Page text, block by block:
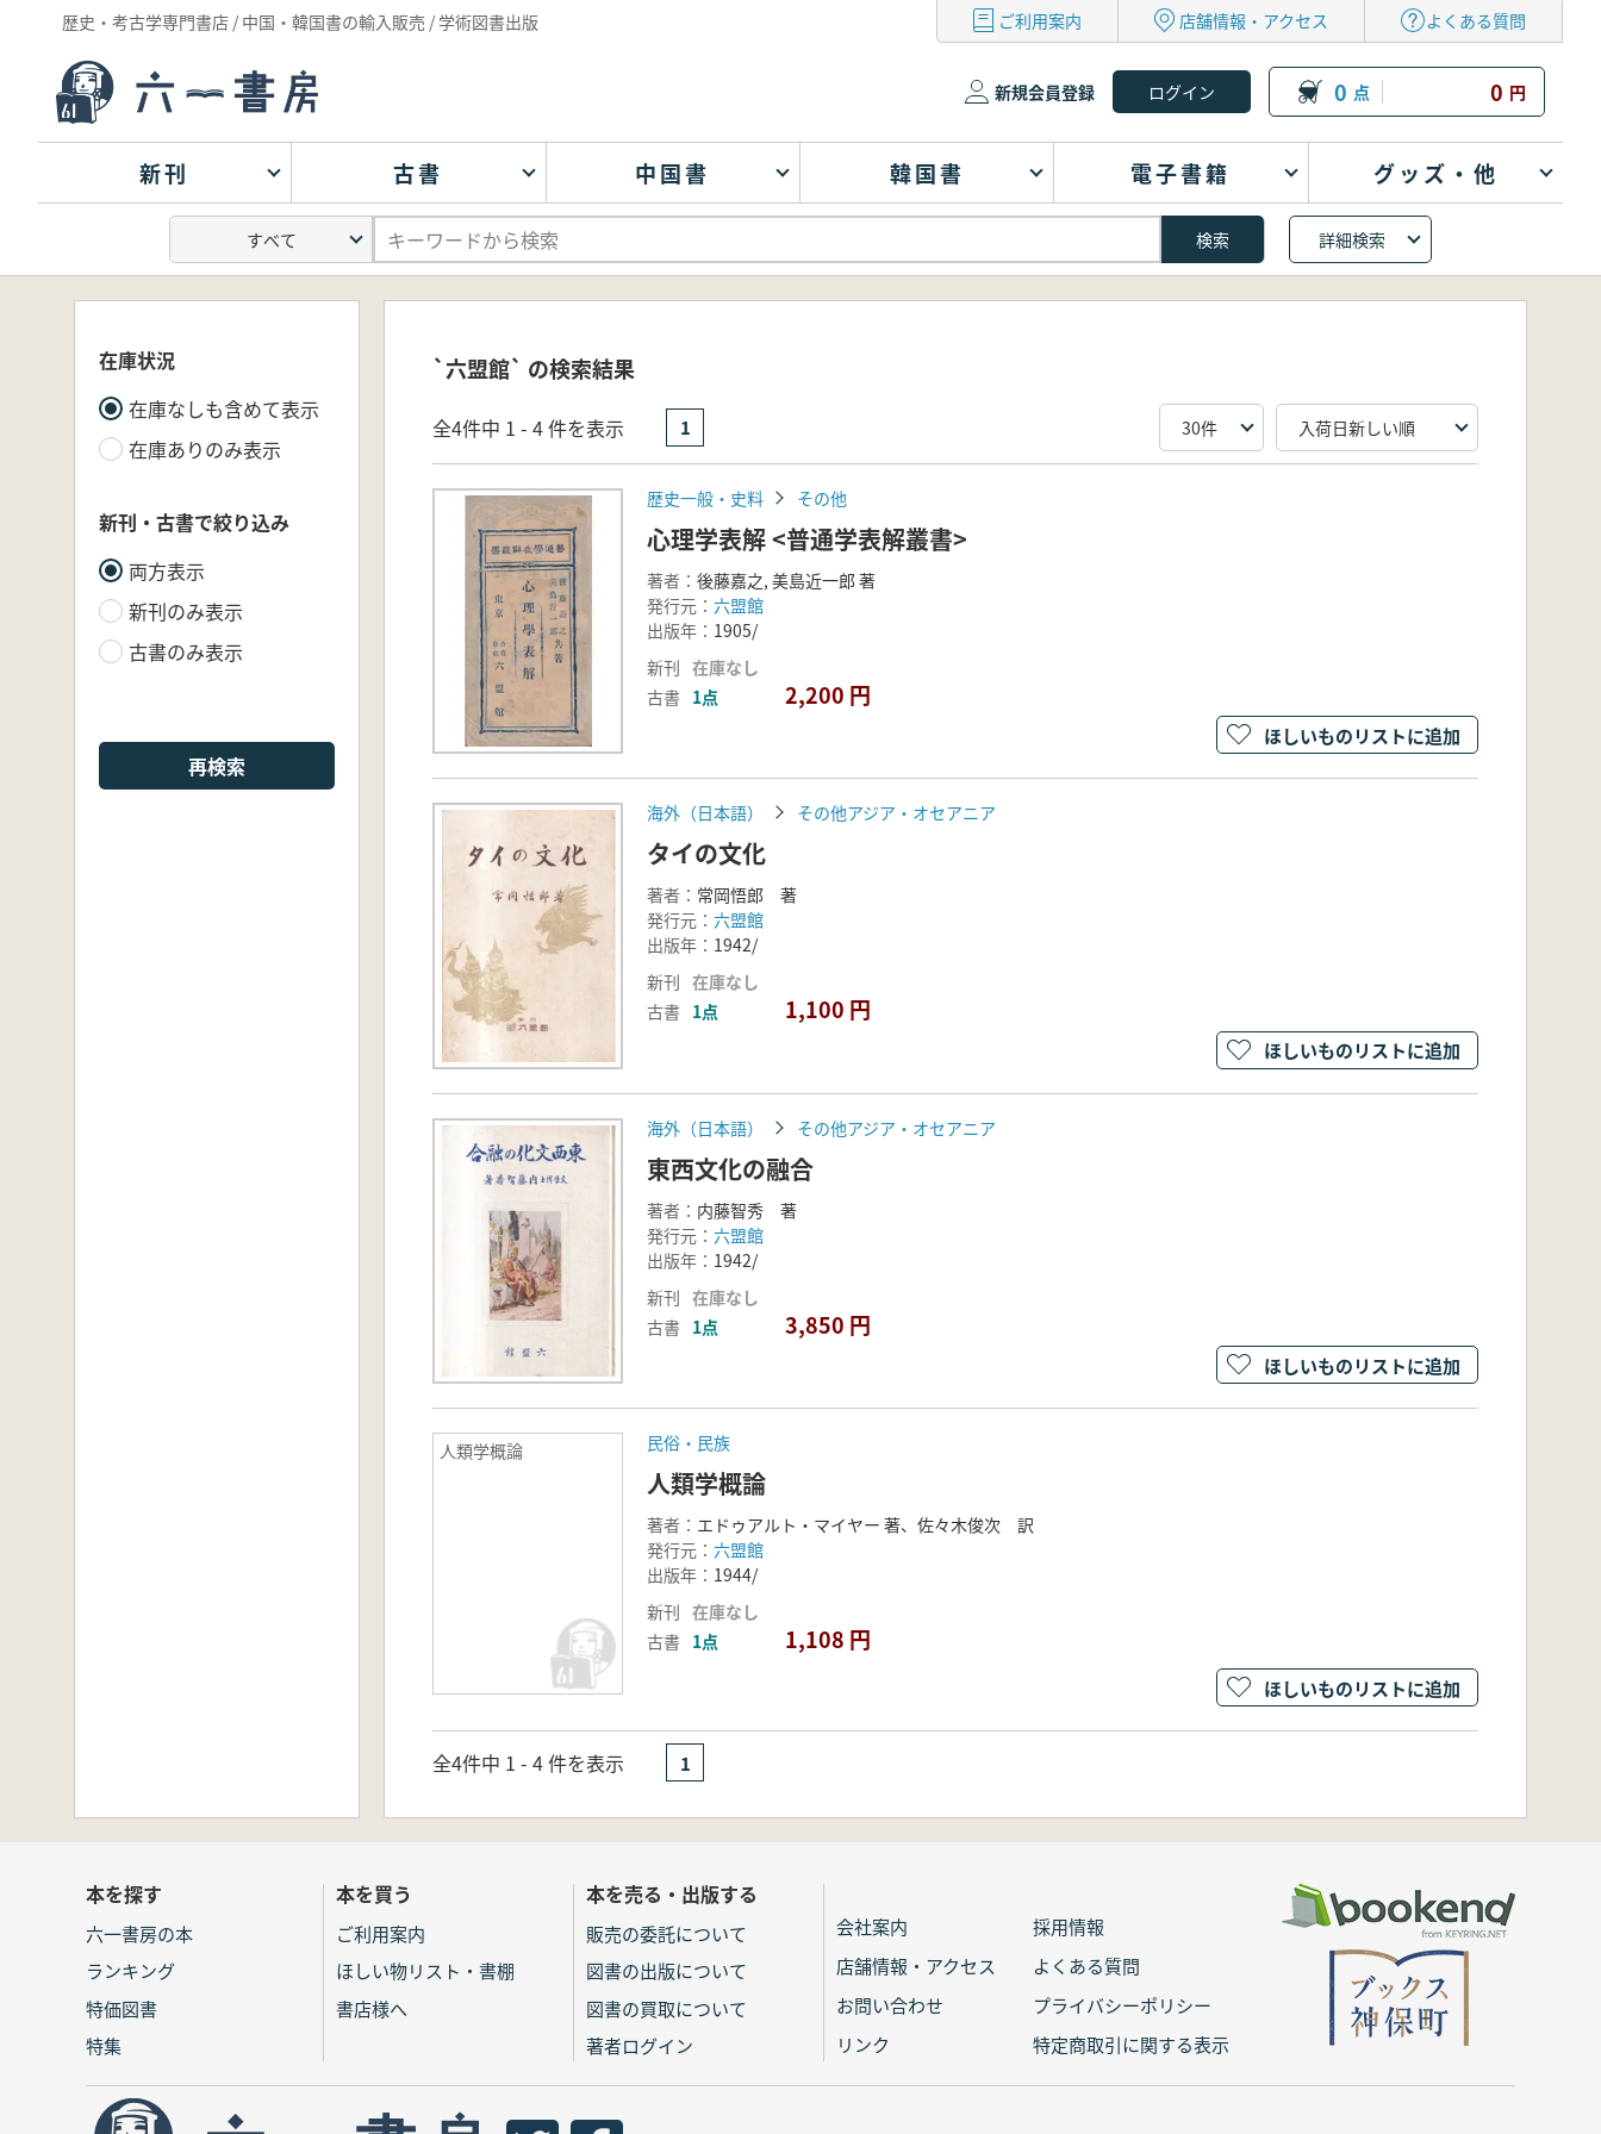
歴史・考古学専門書店 / 中国・韓国書の輸入販売 / 学術図書出版 ご利用案内 店舗情報・アクセス よくある質問
新規会員登録 0 点 0 円
新刊 古書 中国書 韓国書 電子書籍 グッズ・他
詳細検索
在庫状況
在庫なしも含めて表示
在庫ありのみ表示
新刊・古書で絞り込み
両方表示
新刊のみ表示
古書のみ表示
再検索
`六盟館` の検索結果
全4件中 1 - 4 件を表示 1
歴史一般・史料 その他
心理学表解 <普通学表解叢書>
著者： 後藤嘉之, 美島近一郎 著
発行元： 六盟館
出版年： 1905/
新刊 在庫なし
古書 1点 2,200 円
ほしいものリストに追加
海外（日本語） その他アジア・オセアニア
タイの文化
著者： 常岡悟郎 著
発行元： 六盟館
出版年： 1942/
新刊 在庫なし
古書 1点 1,100 円
ほしいものリストに追加
海外（日本語） その他アジア・オセアニア
東西文化の融合
著者： 内藤智秀 著
発行元： 六盟館
出版年： 1942/
新刊 在庫なし
古書 1点 3,850 円
ほしいものリストに追加
人類学概論 民俗・民族
人類学概論
著者： エドゥアルト・マイヤー 著、佐々木俊次 訳
発行元： 六盟館
出版年： 1944/
新刊 在庫なし
古書 1点 1,108 円
ほしいものリストに追加
全4件中 1 - 4 件を表示 1
本を探す
六一書房の本
ランキング
特価図書
特集
本を買う
ご利用案内
ほしい物リスト・書棚
書店様へ
本を売る・出版する
販売の委託について
図書の出版について
図書の買取について
著者ログイン
会社案内
採用情報
店舗情報・アクセス
よくある質問
お問い合わせ
プライバシーポリシー
リンク
特定商取引に関する表示